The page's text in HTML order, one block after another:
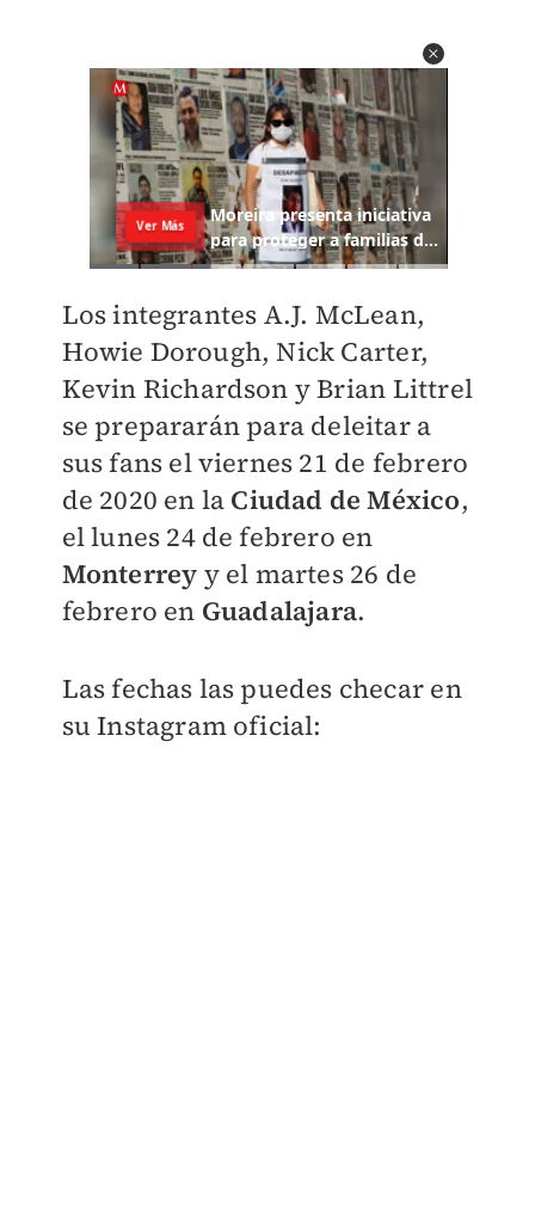
Los integrantes A.J. McLean,
Howie Dorough, Nick Carter,
Kevin Richardson y Brian Littrel
se prepararán para deleitar a
sus fans el viernes 21 de febrero
de 2020 en la Ciudad de México,
el lunes 24 de febrero en
Monterrey y el martes 26 de
febrero en Guadalajara.
Las fechas las puedes checar en
su Instagram oficial: